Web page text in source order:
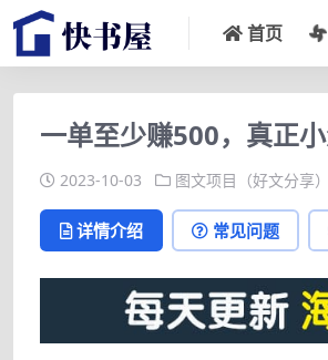
首页
一单至少赚500，真正
2023-10-03 图文项目（好文分享）
详情介绍 常见问题